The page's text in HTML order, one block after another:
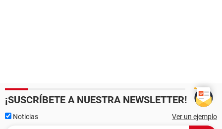
¡SUSCRÍBETE A NUESTRA NEWSLETTER!
Noticias Ver un ejemplo